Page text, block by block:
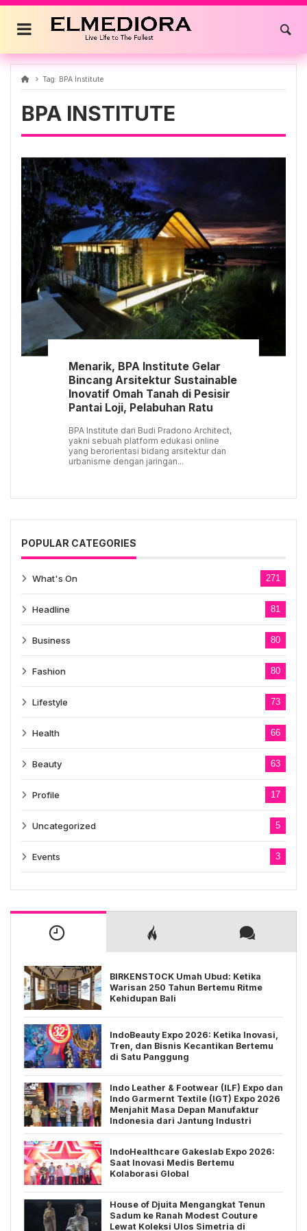
Skip
content
Tag: BPA Institute
BPA INSTITUTE
Menarik, BPA Institute Gelar
Bincang Arsitektur Sustainable
Inovatif Omah Tanah di Pesisir
Pantai Loji, Pelabuhan Ratu
BPA Institute dari Budi Pradono Architect,
yakni sebuah platform edukasi online
yang berorientasi bidang arsitektur dan
urbanisme dengan jaringan...
POPULAR CATEGORIES
What's On 271
Headline 81
Business 80
Fashion 80
Lifestyle 73
Health 66
Beauty 63
Profile 17
Uncategorized 5
Events 3
BIRKENSTOCK Umah Ubud: Ketika
Warisan 250 Tahun Bertemu Ritme
Kehidupan Bali
IndoBeauty Expo 2026: Ketika Inovasi,
Tren, dan Bisnis Kecantikan Bertemu
di Satu Panggung
Indo Leather & Footwear (ILF) Expo dan
Indo Garmernt Textile (IGT) Expo 2026
Menjahit Masa Depan Manufaktur
Indonesia dari Jantung Industri
IndoHealthcare Gakeslab Expo 2026:
Saat Inovasi Medis Bertemu
Kolaborasi Global
House of Djuita Mengangkat Tenun
Sadum ke Ranah Modest Couture
Lewat Koleksi Ulos Simetria di